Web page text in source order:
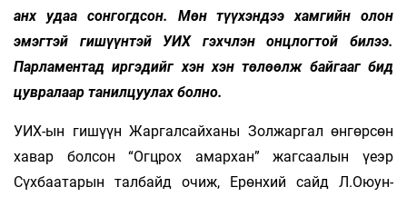
анх удаа сонгогдсон. Мөн түүхэндээ хамгийн олон
эмэгтэй гишүүнтэй УИХ гэхчлэн онцлогтой билээ.
Парламентад иргэдийг хэн хэн төлөөлж байгааг бид
цувралаар танилцуулах болно.
УИХ-ын гишүүн Жаргалсайханы Золжаргал өнгөрсөн
хавар болсон “Огцрох амархан” жагсаалын үеэр
Сүхбаатарын талбайд очиж, Ерөнхий сайд Л.Оюун-